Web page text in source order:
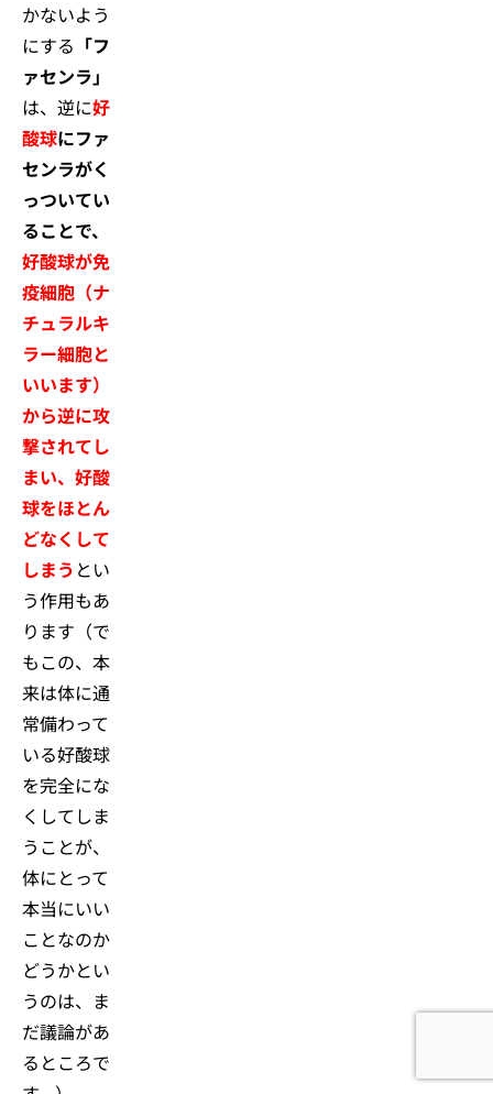
かないよう
にする 「フ
ァセンラ」
は、逆に好
酸球にファ
センラがく
っついてい
ることで、
好酸球が免
疫細胞（ナ
チュラルキ
ラー細胞と
いいます）
から逆に攻
撃されてし
まい、好酸
球をほとん
どなくして
しまう とい
う作用もあ
ります（で
もこの、本
来は体に通
常備わって
いる好酸球
を完全にな
くしてしま
うことが、
体にとって
本当にいい
ことなのか
どうかとい
うのは、ま
だ議論があ
るところで